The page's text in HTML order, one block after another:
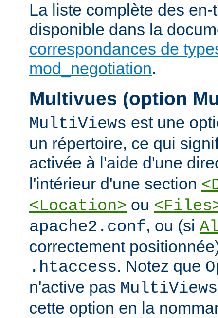
La liste complète des
disponible dans la
correspondances de
mod_negotiation.
Multivues (option
MultiViews est une
un répertoire, ce qui
activée à l'aide d'une
l'intérieur d'une section
<Location> ou
apache2.conf, ou (si
correctement
.htaccess. Notez que
n'active pas MultiViews
cette option en la